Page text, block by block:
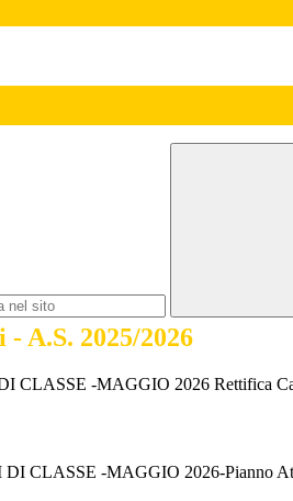
A.S. 2025/2026
-MAGGIO 2026 Rettifica
CLASSE -MAGGIO 2026-Pianno